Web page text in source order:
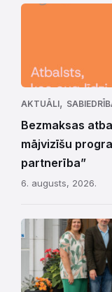
AKTUĀLI,
Bezmaksas
mājvizīšu
partnerība”
6. augusts, 2026.